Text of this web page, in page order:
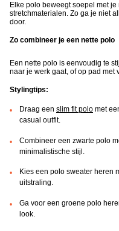
Elke polo beweegt soepel met
stretchmaterialen. Zo ga je niet
door.
Zo combineer je een nette polo
Een nette polo is eenvoudig te
naar je werk gaat, of op pad met
Stylingtips:
Draag een slim fit polo met
casual outfit.
Combineer een zwarte polo
minimalistische stijl.
Kies een polo sweater heren
uitstraling.
Ga voor een groene polo
look.